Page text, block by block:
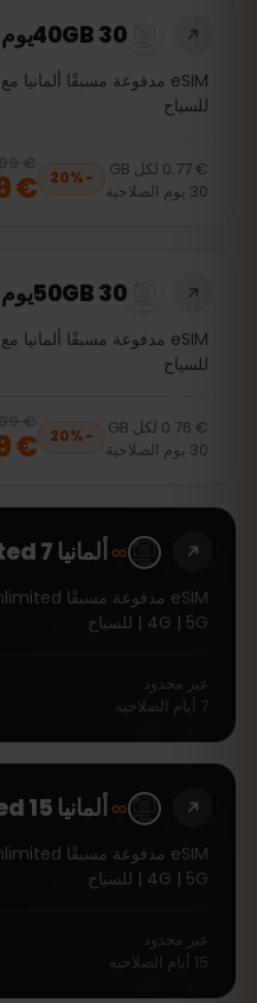
40GB 30يوم
للسياح
€ 0.77 لكل GB
30 يوم الصلاحية
−
20%
20% off, was
€ 38.99
€ 30.99
50GB 30يوم
للسياح
€ 0.76 لكل GB
30 يوم الصلاحية
−
20%
20% off, was
€ 46.99
€ 37.99
∞ألمانيا Unlimited 7 أيام
| 4G | 5G للسياح
غير محدود
7 أيام الصلاحية
∞ألمانيا Unlimited 15 أيام
| 4G | 5G للسياح
غير محدود
15 أيام الصلاحية